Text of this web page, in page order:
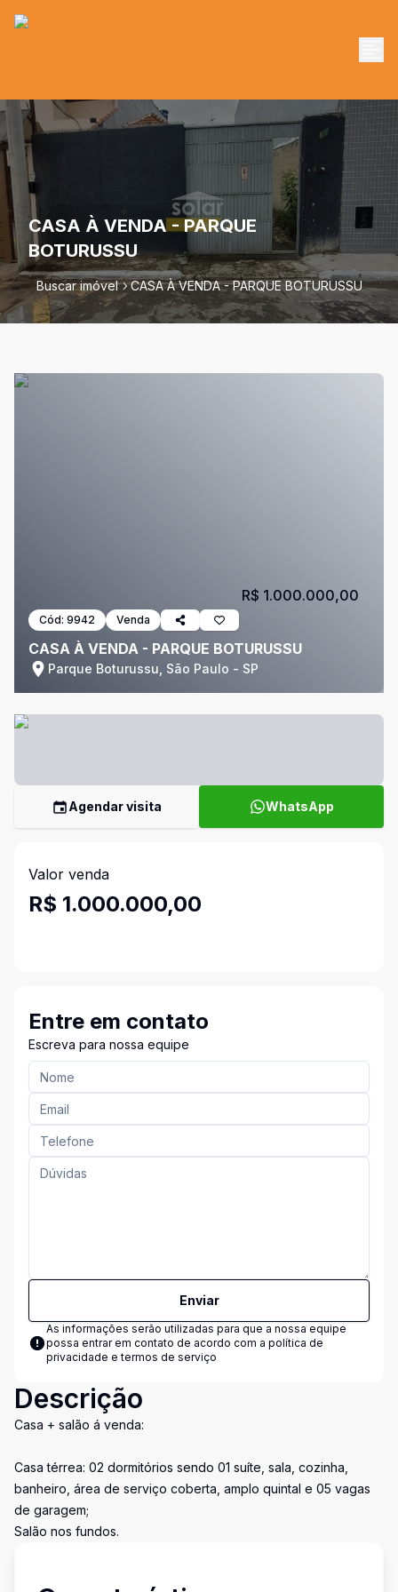
CASA À VENDA - PARQUE
BOTURUSSU
Buscar imóvel CASA À VENDA - PARQUE BOTURUSSU
Cód: 9942 Venda
CASA À VENDA - PARQUE BOTURUSSU
Parque Boturussu, São Paulo - SP
R$ 1.000.000,00
Agendar visita WhatsApp
Valor venda
R$ 1.000.000,00
Entre em contato
Escreva para nossa equipe
Enviar
As informações serão utilizadas para que a nossa equipe
possa entrar em contato de acordo com a política de
privacidade e termos de serviço
Descrição
Casa + salão á venda:
Casa térrea: 02 dormitórios sendo 01 suíte, sala, cozinha,
banheiro, área de serviço coberta, amplo quintal e 05 vagas
de garagem;
Salão nos fundos.